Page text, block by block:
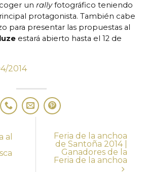
un rallyfotográfico teniendo
protagonista. También cabe
para presentar las propuestas al
estará abierto hasta el 12 de
2014
al
Feria de la anchoa
de Santoña 2014 |
Ganadores de la
Feria de la anchoa